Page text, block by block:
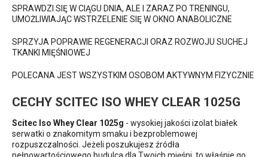
SPRAWDZI SIĘ W CIĄGU DNIA, ALE I ZARAZ PO TRENINGU,
UMOŻLIWIAJĄC WSTRZELENIE SIĘ W OKNO ANABOLICZNE
SPRZYJA POPRAWIE REGENERACJI ORAZ ROZWOJU SUCHEJ
TKANKI MIĘŚNIOWEJ
POLECANA JEST WSZYSTKIM OSOBOM AKTYWNYM FIZYCZNIE
CECHY SCITEC ISO WHEY CLEAR 1025G
Scitec Iso Whey Clear 1025g - wysokiej jakości izolat białek
serwatki o znakomitym smaku i bezproblemowej
rozpuszczalności. Jeżeli poszukujesz źródła
pełnowartościowego budulca dla Twoich mięśni, to właśnie go